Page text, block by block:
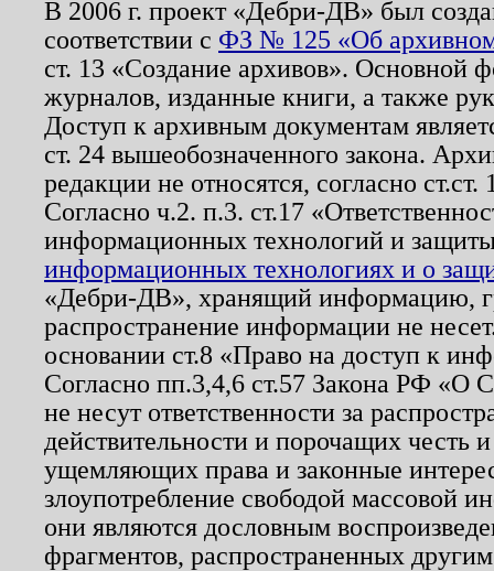
В 2006 г. проект «Дебри-ДВ» был
соответствии с ФЗ № 125 «Об
ст. 13 «Создание архивов». Основной
журналов, изданные книги, а также
Доступ к архивным документам
ст. 24 вышеобозначенного закона.
редакции не относятся, согласно
Согласно ч.2. п.3. ст.17
информационных технологий и
информационных технологиях и о
«Дебри-ДВ», хранящий информацию,
распространение информации не
основании ст.8 «Право на доступ к
Согласно пп.3,4,6 ст.57 Закона РФ «О
не несут ответственности за
действительности и порочащих честь
ущемляющих права и законные
злоупотребление свободой массовой
они являются дословным
фрагментов, распространенных